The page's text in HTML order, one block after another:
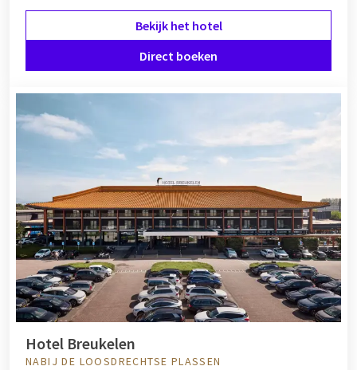
Bekijk het hotel
Direct boeken
Hotel Breukelen
NABIJ DE LOOSDRECHTSE PLASSEN